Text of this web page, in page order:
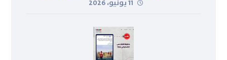
اللجوء في ليبيا
11 يونيو، 2026